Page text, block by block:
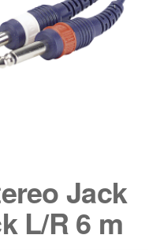
Jack
L/R 6 m